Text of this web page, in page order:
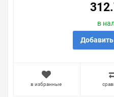
в
в избранные